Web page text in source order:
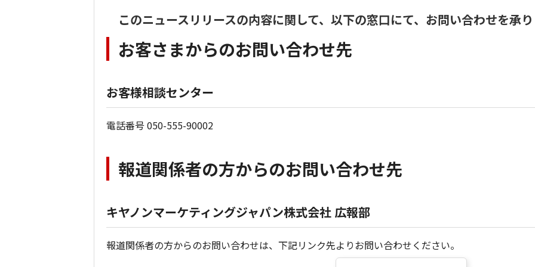
このニュースリリースの内容に関して、以下の窓口にて、お問い合わせを承
お客さまからのお問い合わせ先
お客様相談センター
電話番号 050-555-90002
報道関係者の方からのお問い合わせ先
キヤノンマーケティングジャパン株式会社 広報部
報道関係者の方からのお問い合わせは、下記リンク先よりお問い合わせください。